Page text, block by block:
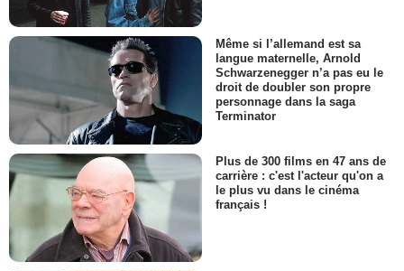
Même si l’allemand est sa
langue maternelle, Arnold
Schwarzenegger n’a pas eu le
droit de doubler son propre
personnage dans la saga
Terminator
Plus de 300 films en 47 ans de
carrière : c'est l'acteur qu'on a
le plus vu dans le cinéma
français !